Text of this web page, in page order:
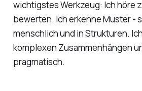
wichtigstes Werkzeug: Ich höre
bewerten. Ich erkenne Muster -
menschlich und in Strukturen.
komplexen Zusammenhängen
pragmatisch.